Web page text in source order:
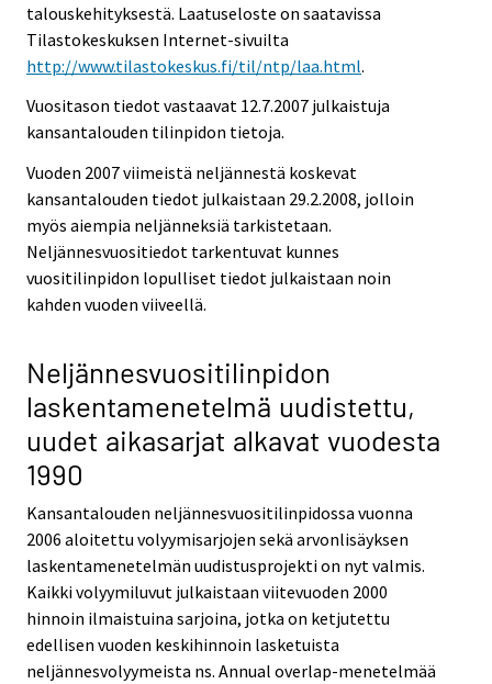
talouskehityksestä. Laatuseloste on saatavissa
Tilastokeskuksen Internet-sivuilta
http://www.tilastokeskus.fi/til/ntp/laa.html.
Vuositason tiedot vastaavat 12.7.2007 julkaistuja
kansantalouden tilinpidon tietoja.
Vuoden 2007 viimeistä neljännestä koskevat
kansantalouden tiedot julkaistaan 29.2.2008, jolloin
myös aiempia neljänneksiä tarkistetaan.
Neljännesvuositiedot tarkentuvat kunnes
vuositilinpidon lopulliset tiedot julkaistaan noin
kahden vuoden viiveellä.
Neljännesvuositilinpidon
laskentamenetelmä uudistettu,
uudet aikasarjat alkavat vuodesta
1990
Kansantalouden neljännesvuositilinpidossa vuonna
2006 aloitettu volyymisarjojen sekä arvonlisäyksen
laskentamenetelmän uudistusprojekti on nyt valmis.
Kaikki volyymiluvut julkaistaan viitevuoden 2000
hinnoin ilmaistuina sarjoina, jotka on ketjutettu
edellisen vuoden keskihinnoin lasketuista
neljännesvolyymeista ns. Annual overlap-menetelmää